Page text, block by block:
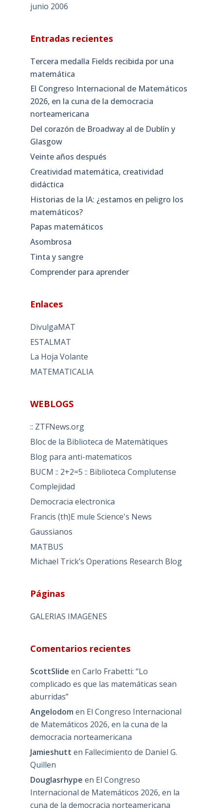
junio 2006
Entradas recientes
Tercera medalla Fields recibida por una
matemática
El Congreso Internacional de Matemáticos
2026, en la cuna de la democracia
norteamericana
Del corazón de Broadway al de Dublín y
Glasgow
Veinte años después
Creatividad matemática, creatividad
didáctica
Historias de la IA: ¿estamos en peligro los
matemáticos?
Papas matemáticos
Asombrosa
Tinta y sangre
Comprender para aprender
Enlaces
DivulgaMAT
ESTALMAT
La Hoja Volante
MATEMATICALIA
WEBLOGS
:: ZTFNews.org
Bloc de la Biblioteca de Matemàtiques
Blog para anti-matematicos
BUCM :: 2+2=5 :: Biblioteca Complutense
Complejidad
Democracia electronica
Francis (th)E mule Science's News
Gaussianos
MATBUS
Michael Trick’s Operations Research Blog
Páginas
GALERIAS IMAGENES
Comentarios recientes
ScottSlide en Carlo Frabetti: “Lo
complicado es que las matemáticas sean
aburridas”
Angelodom en El Congreso Internacional
de Matemáticos 2026, en la cuna de la
democracia norteamericana
Jamieshutt en Fallecimiento de Daniel G.
Quillen
Douglasrhype en El Congreso
Internacional de Matemáticos 2026, en la
cuna de la democracia norteamericana